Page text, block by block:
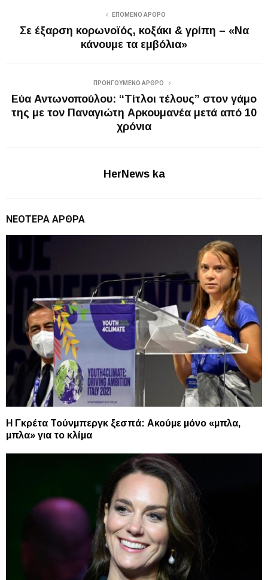
ΕΠΌΜΕΝΟ ΆΡΘΡΟ
Σε έξαρση κορωνοϊός, κοξάκι & γρίπη – «Να
κάνουμε τα εμβόλια»
ΠΡΟΗΓΟΎΜΕΝΟ ΆΡΘΡΟ
Εύα Αντωνοπούλου: “Τίτλοι τέλους” στον γάμο
της με τον Παναγιώτη Αρκουμανέα μετά από 10
χρόνια
HerNews ka
ΝΕΌΤΕΡΑ ΆΡΘΡΑ
Η Γκρέτα Τούνμπεργκ ξεσπά: Ακούμε μόνο «μπλα,
μπλα» για το κλίμα